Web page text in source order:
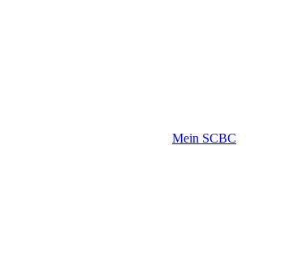
Mein SCBC